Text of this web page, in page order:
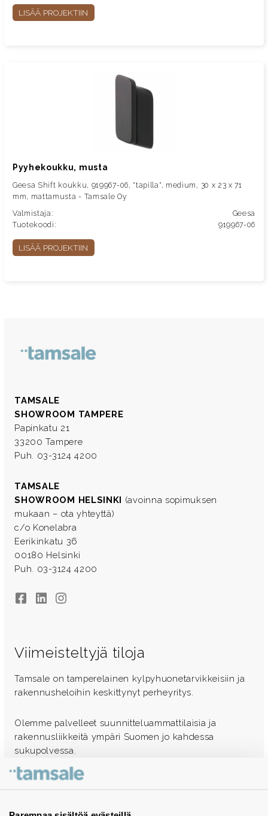
LISÄÄ PROJEKTIIN
Pyyhekoukku, musta
Geesa Shift koukku, 919967-06, "tapilla", medium, 30 x 23 x 71
mm, mattamusta - Tamsale Oy
Valmistaja:
Geesa
Tuotekoodi:
919967-06
LISÄÄ PROJEKTIIN
TAMSALE
SHOWROOM TAMPERE
Papinkatu 21
33200 Tampere
Puh. 03-3124 4200
TAMSALE
SHOWROOM HELSINKI (avoinna sopimuksen
mukaan – ota yhteyttä)
c/o Konelabra
Eerikinkatu 36
00180 Helsinki
Puh. 03-3124 4200
FacebookLinkedInInstagram
Viimeisteltyjä tiloja
Tamsale on tamperelainen kylpyhuonetarvikkeisiin ja
rakennusheloihin keskittynyt perheyritys.
Olemme palvelleet suunnitteluammattilaisia ja
rakennusliikkeitä ympäri Suomen jo kahdessa
sukupolvessa.
Ota yhteyttä - autamme mielellämme
Tuotekuvastot